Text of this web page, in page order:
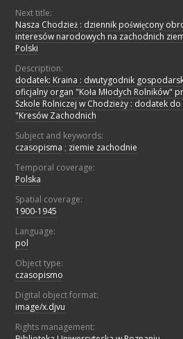
Next title:
Nasza Chodzież : dziennik poświęcony
interesów narodowych na zachodnich
Polski
Description:
dodatek: Kraina : dwutygodnik
oficjalny organ "Koła Młodych Rolników"
Szkole Rolniczej w Chodzieży : dodatek do
"Kresów Zachodnich
Subject and keywords:
czasopisma ; ziemie zachodnie
Temporal coverage:
Polska
Spatial coverage:
1900-1945
Language:
pol
Object type:
czasopismo
Digital object format:
image/x.djvu
Rights management: